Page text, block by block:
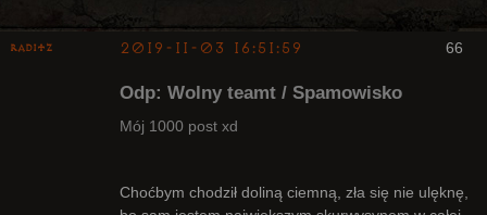
66
Raditz 2019-11-03 16:51:59
Odp: Wolny teamt / Spamowisko
Mój 1000 post xd
Choćbym chodził doliną ciemną, zła się nie ulęknę,